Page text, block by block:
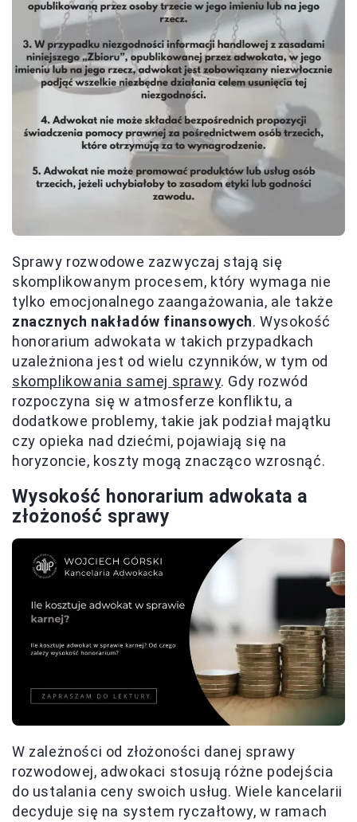
Sprawy rozwodowe zazwyczaj stają się
skomplikowanym procesem, który wymaga nie
tylko emocjonalnego zaangażowania, ale także
znacznych nakładów finansowych. Wysokość
honorarium adwokata w takich przypadkach
uzależniona jest od wielu czynników, w tym od
skomplikowania samej sprawy. Gdy rozwód
rozpoczyna się w atmosferze konfliktu, a
dodatkowe problemy, takie jak podział majątku
czy opieka nad dziećmi, pojawiają się na
horyzoncie, koszty mogą znacząco wzrosnąć.
Wysokość honorarium adwokata a
złożoność sprawy
W zależności od złożoności danej sprawy
rozwodowej, adwokaci stosują różne podejścia
do ustalania ceny swoich usług. Wiele kancelarii
decyduje się na system ryczałtowy, w ramach